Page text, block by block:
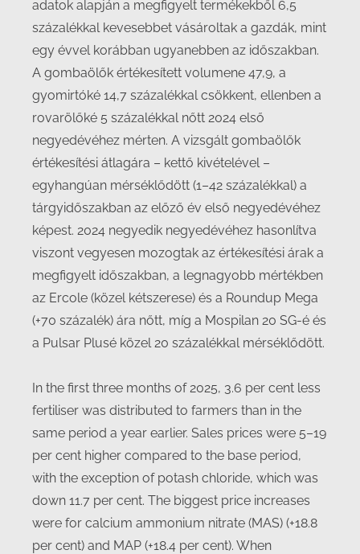
adatok alapján a megfigyelt termékekből 6,5
százalékkal kevesebbet vásároltak a gazdák, mint
egy évvel korábban ugyanebben az időszakban.
A gombaölők értékesített volumene 47,9, a
gyomirtóké 14,7 százalékkal csökkent, ellenben a
rovarölőké 5 százalékkal nőtt 2024 első
negyedévéhez mérten. A vizsgált gombaölők
értékesítési átlagára – kettő kivételével –
egyhangúan mérséklődött (1–42 százalékkal) a
tárgyidőszakban az előző év első negyedévéhez
képest. 2024 negyedik negyedévéhez hasonlítva
viszont vegyesen mozogtak az értékesítési árak a
megfigyelt időszakban, a legnagyobb mértékben
az Ercole (közel kétszerese) és a Roundup Mega
(+70 százalék) ára nőtt, míg a Mospilan 20 SG-é és
a Pulsar Plusé közel 20 százalékkal mérséklődött.
In the first three months of 2025, 3.6 per cent less
fertiliser was distributed to farmers than in the
same period a year earlier. Sales prices were 5–19
per cent higher compared to the base period,
with the exception of potash chloride, which was
down 11.7 per cent. The biggest price increases
were for calcium ammonium nitrate (MAS) (+18.8
per cent) and MAP (+18.4 per cent). When